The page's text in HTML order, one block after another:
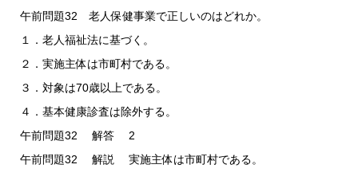
午前問題32 老人保健事業で正しいのはどれか。
１．老人福祉法に基づく。
２．実施主体は市町村である。
３．対象は70歳以上である。
４．基本健康診査は除外する。
午前問題32 解答 2
午前問題32 解説 実施主体は市町村である。